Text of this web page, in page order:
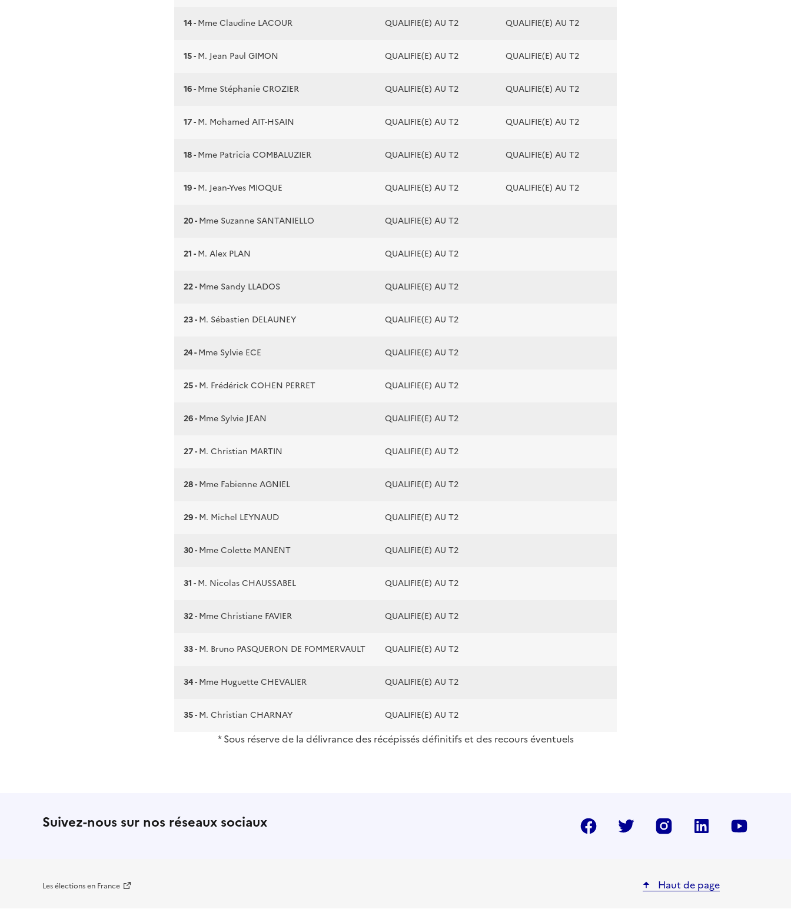
14 -Mme Claudine LACOUR QUALIFIE(E) AU T2 QUALIFIE(E) AU T2
15 -M. Jean Paul GIMON QUALIFIE(E) AU T2 QUALIFIE(E) AU T2
16 -Mme Stéphanie CROZIER QUALIFIE(E) AU T2 QUALIFIE(E) AU T2
17 -M. Mohamed AIT-HSAIN QUALIFIE(E) AU T2 QUALIFIE(E) AU T2
18 -Mme Patricia COMBALUZIER QUALIFIE(E) AU T2 QUALIFIE(E) AU T2
19 -M. Jean-Yves MIOQUE QUALIFIE(E) AU T2 QUALIFIE(E) AU T2
20 -Mme Suzanne SANTANIELLO QUALIFIE(E) AU T2
21 -M. Alex PLAN QUALIFIE(E) AU T2
22 -Mme Sandy LLADOS QUALIFIE(E) AU T2
23 -M. Sébastien DELAUNEY QUALIFIE(E) AU T2
24 -Mme Sylvie ECE QUALIFIE(E) AU T2
25 -M. Frédérick COHEN PERRET QUALIFIE(E) AU T2
26 -Mme Sylvie JEAN QUALIFIE(E) AU T2
27 -M. Christian MARTIN QUALIFIE(E) AU T2
28 -Mme Fabienne AGNIEL QUALIFIE(E) AU T2
29 -M. Michel LEYNAUD QUALIFIE(E) AU T2
30 -Mme Colette MANENT QUALIFIE(E) AU T2
31 -M. Nicolas CHAUSSABEL QUALIFIE(E) AU T2
32 -Mme Christiane FAVIER QUALIFIE(E) AU T2
33 -M. Bruno PASQUERON DE FOMMERVAULT QUALIFIE(E) AU T2
34 -Mme Huguette CHEVALIER QUALIFIE(E) AU T2
35 -M. Christian CHARNAY QUALIFIE(E) AU T2
* Sous réserve de la délivrance des récépissés définitifs et des recours éventuels
Suivez-nous sur nos réseaux sociaux Facebook Twitter InstragramLinkedIn
Les élections en France Haut de page